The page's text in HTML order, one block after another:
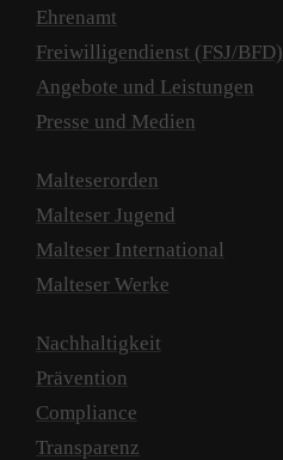
Ehrenamt
Freiwilligendienst (FSJ/BFD)
Angebote und Leistungen
Presse und Medien
Malteserorden
Malteser Jugend
Malteser International
Malteser Werke
Nachhaltigkeit
Prävention
Compliance
Transparenz